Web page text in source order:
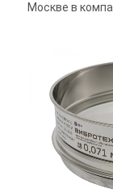
Москве в